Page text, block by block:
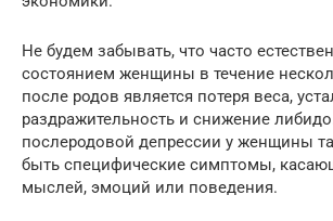
Не будем забывать, что часто
состоянием женщины в течение
после родов является потеря веса,
раздражительность и снижение
послеродовой депрессии у женщины
быть специфические симптомы,
мыслей, эмоций или поведения.